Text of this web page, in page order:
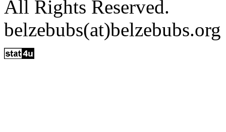
All Rights Reserved.
belzebubs(at)belzebubs.org